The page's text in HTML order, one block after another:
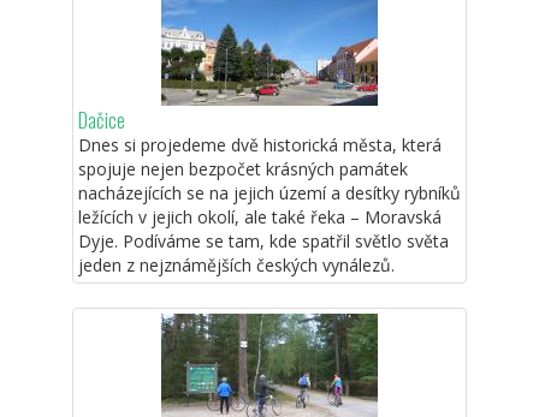
Dačice
Dnes si projedeme dvě historická města, která
spojuje nejen bezpočet krásných památek
nacházejících se na jejich území a desítky rybníků
ležících v jejich okolí, ale také řeka – Moravská
Dyje. Podíváme se tam, kde spatřil světlo světa
jeden z nejznámějších českých vynálezů.